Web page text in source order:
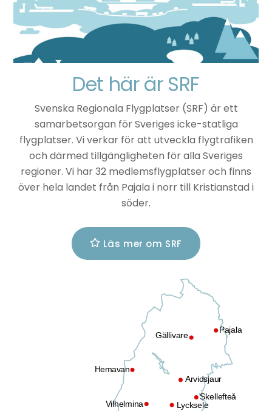
Det här är SRF
Svenska Regionala Flygplatser (SRF) är ett
samarbetsorgan för Sveriges icke-statliga
flygplatser. Vi verkar för att utveckla flygtrafiken
och därmed tillgängligheten för alla Sveriges
regioner. Vi har 32 medlemsflygplatser och finns
över hela landet från Pajala i norr till Kristianstad i
söder.
Läs mer om SRF
Pajala
Gällivare
Hemavan
Arvidsjaur
Lycksele
Vilhelmina
Skellefteå